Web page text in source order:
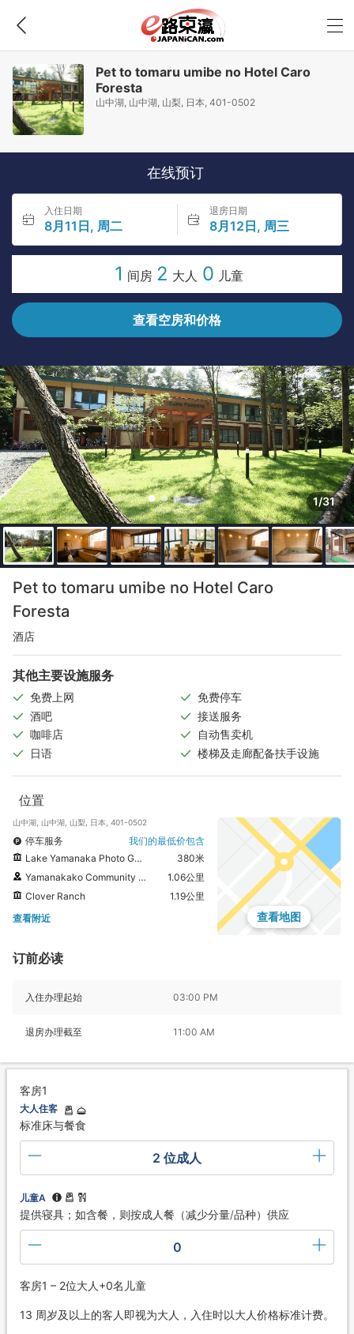
Pet to tomaru umibe no Hotel Caro
Foresta
山中湖, 山中湖, 山梨, 日本, 401-0502
在线预订
入住日期
8月11日, 周二
退房日期
8月12日, 周三
1 间房 2 大人 0 儿童
查看空房和价格
1/31
Pet to tomaru umibe no Hotel Caro
Foresta
酒店
其他主要设施服务
免费上网
免费停车
酒吧
接送服务
咖啡店
自动售卖机
日语
楼梯及走廊配备扶手设施
位置
山中湖, 山中湖, 山梨, 日本, 401-0502
停车服务
我们的最低价包含
Lake Yamanaka Photo Gallery
380米
Yamanakako Community Plaza Kirara
1.06公里
Clover Ranch
1.19公里
查看附近
查看地图
订前必读
入住办理起始 03:00 PM
退房办理截至 11:00 AM
客房1
大人住客
标准床与餐食
2 位成人
儿童A
提供寝具；如含餐，则按成人餐（减少分量/品种）供应
0
客房1 – 2位大人+0名儿童
13 周岁及以上的客人即视为大人，入住时以大人价格标准计费。